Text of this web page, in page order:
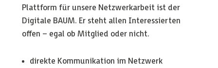
Plattform für unsere Netzwerkarbeit ist der
Digitale BAUM. Er steht allen Interessierten
offen – egal ob Mitglied oder nicht.
direkte Kommunikation im Netzwerk